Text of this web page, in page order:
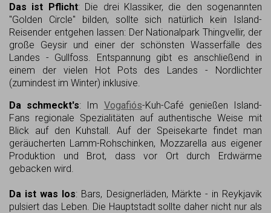
Das ist Pflicht: Die drei Klassiker, die den sogenannten
"Golden Circle" bilden, sollte sich natürlich kein Island-
Reisender entgehen lassen: Der Nationalpark Thingvellir, der
große Geysir und einer der schönsten Wasserfälle des
Landes - Gullfoss. Entspannung gibt es anschließend in
einem der vielen Hot Pots des Landes - Nordlichter
(zumindest im Winter) inklusive.
Da schmeckt's: Im Vogafiós-Kuh-Café genießen Island-
Fans regionale Spezialitäten auf authentische Weise mit
Blick auf den Kuhstall. Auf der Speisekarte findet man
geräucherten Lamm-Rohschinken, Mozzarella aus eigener
Produktion und Brot, dass vor Ort durch Erdwärme
gebacken wird.
Da ist was los: Bars, Designerläden, Märkte - in Reykjavik
pulsiert das Leben. Die Hauptstadt sollte daher nicht nur als